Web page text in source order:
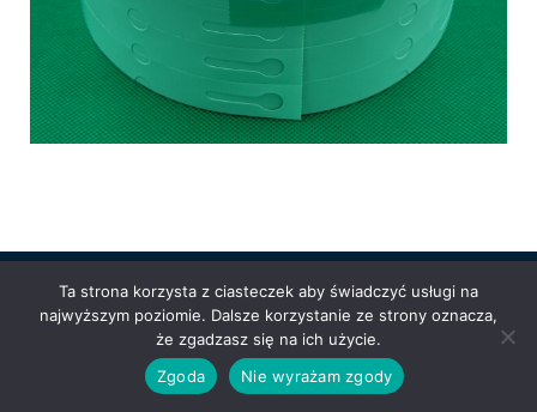
Powered byAnetpol.pl| © MS-Solutions 2025
Logowanie / rejestracja
Polityka prywatności
sklepu
Cennik wysyłek
Ta strona korzysta z ciasteczek aby świadczyć usługi na
najwyższym poziomie. Dalsze korzystanie ze strony oznacza,
że zgadzasz się na ich użycie.
Zgoda
Nie wyrażam zgody